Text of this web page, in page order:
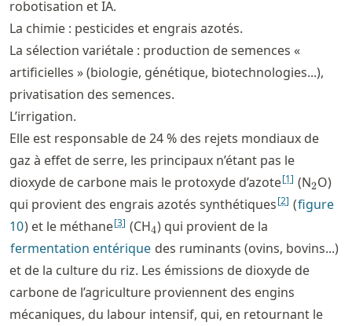
robotisation et IA.
La chimie : pesticides et engrais azotés.
La sélection variétale : production de semences «
artificielles » (biologie, génétique, biotechnologies...),
privatisation des semences.
L’irrigation.
Elle est responsable de 24 % des rejets mondiaux de
gaz à effet de serre, les principaux n’étant pas le
dioxyde de carbone mais le protoxyde d’azote[1] (N_2
2O)
qui provient des engrais azotés synthétiques[2] (figure
10) et le méthane[3] (CH_4
4) qui provient de la
fermentation entérique des ruminants (ovins, bovins...)
et de la culture du riz. Les émissions de dioxyde de
carbone de l’agriculture proviennent des engins
mécaniques, du labour intensif, qui, en retournant le